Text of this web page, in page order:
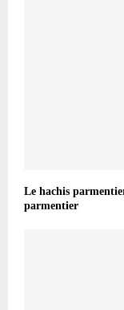
Le hachis
parmentier